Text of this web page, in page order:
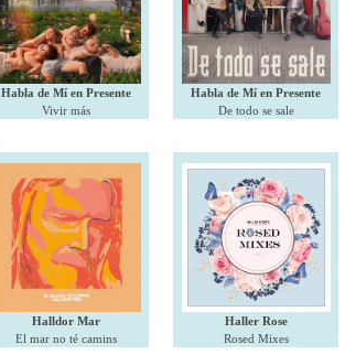
Habla de Mí en Presente
Vivir más
Habla de Mí en Presente
De todo se sale
Halldor Mar
El mar no té camins
Haller Rose
Rosed Mixes